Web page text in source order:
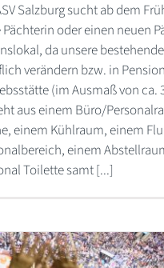
Salzburg sucht ab dem
Pächterin oder einen neuen
da unsere
verändern bzw. in
(im Ausmaß von ca.
aus einem Büro/
einem Kühlraum, einem
einem
Toilette samt [...]